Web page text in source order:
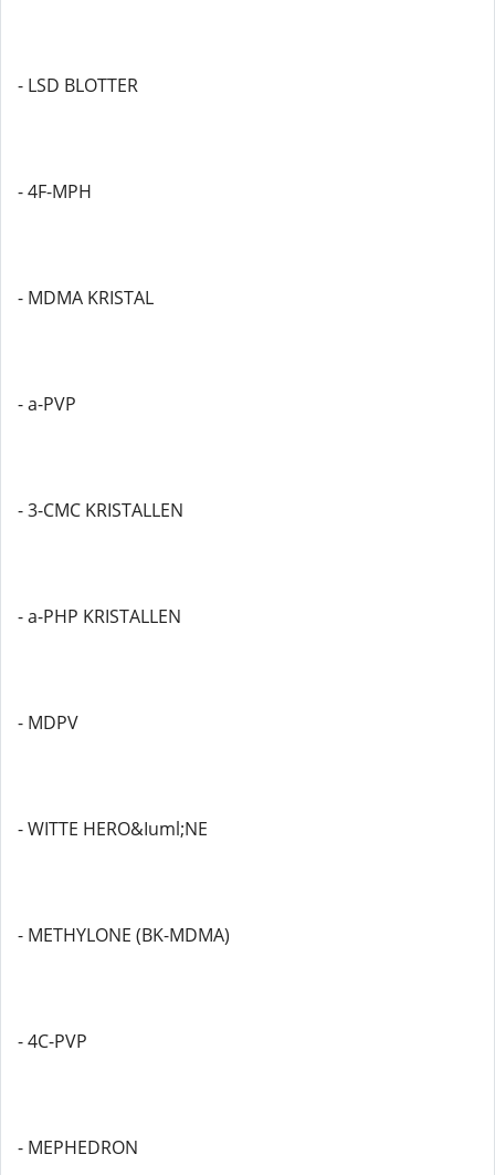
- LSD BLOTTER
- 4F-MPH
- MDMA KRISTAL
- a-PVP
- 3-CMC KRISTALLEN
- a-PHP KRISTALLEN
- MDPV
- WITTE HERO&Iuml;NE
- METHYLONE (BK-MDMA)
- 4C-PVP
- MEPHEDRON